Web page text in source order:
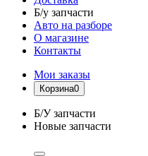
Б/у запчасти
Авто на разборе
О магазине
Контакты
Мои заказы
Корзина0
Б/У запчасти
Новые запчасти